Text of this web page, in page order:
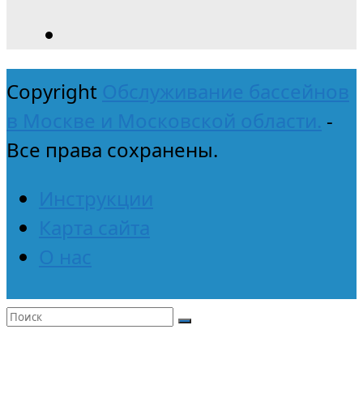
Copyright Обслуживание бассейнов
в Москве и Московской области. -
Все права сохранены.
Инструкции
Карта сайта
О нас